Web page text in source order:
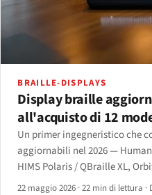
BRAILLE-DISPLAYS
Display braille
all'acquisto di 12
Un primer ingegneristico che
aggiornabili nel 2026 —
HIMS Polaris / QBraille XL,
Q40 / Chameleon 20 e Dot Pad
22 maggio 2026 ·22 min di lettura ·